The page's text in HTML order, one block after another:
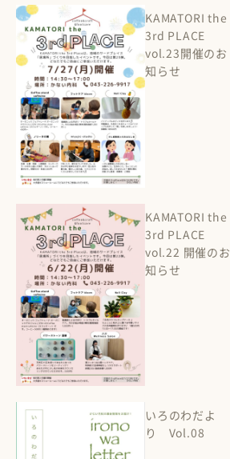
KAMATORI the
3rd PLACE
vol.23開催のお
知らせ
KAMATORI the
3rd PLACE
vol.22 開催のお
知らせ
いろのわだよ
り Vol.08